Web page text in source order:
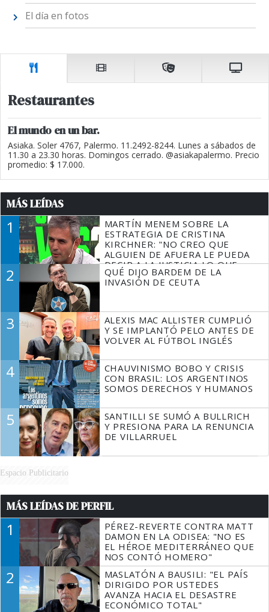
El día en fotos
Restaurantes
El mundo en un bar.
Asiaka. Soler 4767, Palermo. 11.2492-8244. Lunes a sábados de
11.30 a 23.30 horas. Domingos cerrado. @asiakapalermo. Precio
promedio: $ 17.000.
MÁS LEÍDAS
1
MARTÍN MENEM SOBRE LA
ESTRATEGIA DE CRISTINA
KIRCHNER: "NO CREO QUE
ALGUIEN DE AFUERA LE PUEDA
DECIR A LA JUSTICIA LO QUE
TIENE QUE HACER"
2
QUÉ DIJO BARDEM DE LA
INVASIÓN DE CEUTA
3
ALEXIS MAC ALLISTER CUMPLIÓ
Y SE IMPLANTÓ PELO ANTES DE
VOLVER AL FÚTBOL INGLÉS
4
CHAUVINISMO BOBO Y CRISIS
CON BRASIL: LOS ARGENTINOS
SOMOS DERECHOS Y HUMANOS
5
SANTILLI SE SUMÓ A BULLRICH
Y PRESIONA PARA LA RENUNCIA
DE VILLARRUEL
Espacio Publicitario
MÁS LEÍDAS DE PERFIL
1
PÉREZ-REVERTE CONTRA MATT
DAMON EN LA ODISEA: "NO ES
EL HÉROE MEDITERRÁNEO QUE
NOS CONTÓ HOMERO"
2
MASLATÓN A BAUSILI: "EL PAÍS
DIRIGIDO POR USTEDES
AVANZA HACIA EL DESASTRE
ECONÓMICO TOTAL"